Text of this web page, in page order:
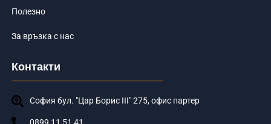
Полезно
За връзка с нас
Контакти
София бул. "Цар Борис III" 275, офис партер